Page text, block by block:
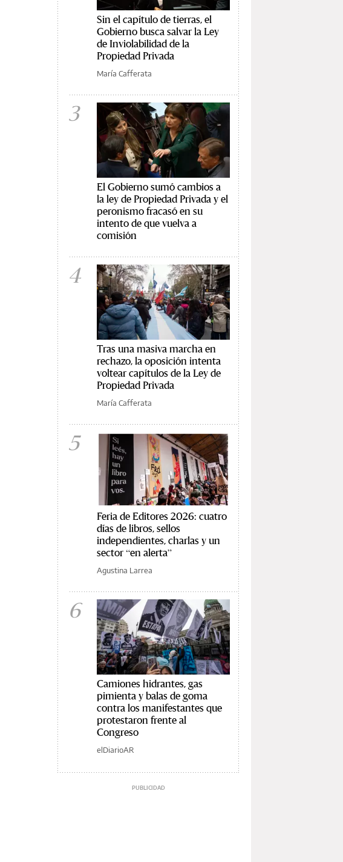
Sin el capítulo de tierras, el
Gobierno busca salvar la Ley
de Inviolabilidad de la
Propiedad Privada
María Cafferata
3
El Gobierno sumó cambios a
la ley de Propiedad Privada y el
peronismo fracasó en su
intento de que vuelva a
comisión
4
Tras una masiva marcha en
rechazo, la oposición intenta
voltear capítulos de la Ley de
Propiedad Privada
María Cafferata
5
Feria de Editores 2026: cuatro
días de libros, sellos
independientes, charlas y un
sector “en alerta”
Agustina Larrea
6
Camiones hidrantes, gas
pimienta y balas de goma
contra los manifestantes que
protestaron frente al
Congreso
elDiarioAR